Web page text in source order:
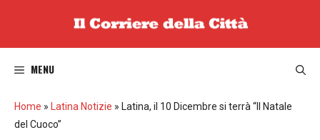
MENU
Home » Latina Notizie » Latina, il 10 Dicembre si terrà “Il Natale
del Cuoco”